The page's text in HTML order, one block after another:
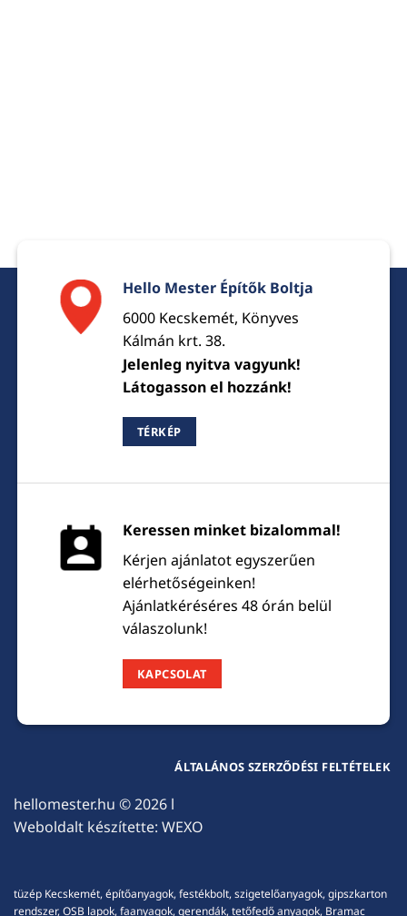
Hello Mester Építők Boltja
6000 Kecskemét, Könyves
Kálmán krt. 38.
Jelenleg nyitva vagyunk!
Látogasson el hozzánk!
TÉRKÉP
Keressen minket bizalommal!
Kérjen ajánlatot egyszerűen
elérhetőségeinken!
Ajánlatkéréséres 48 órán belül
válaszolunk!
KAPCSOLAT
hellomester.hu © 2026 l
Weboldalt készítette: WEXO
ÁLTALÁNOS SZERZŐDÉSI FELTÉTELEK
tüzép Kecskemét, építőanyagok, festékbolt, szigetelőanyagok, gipszkarton
rendszer, OSB lapok, faanyagok, gerendák, tetőfedő anyagok, Bramac